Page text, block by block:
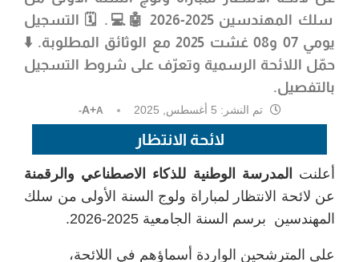
سلك المهندسين 2025-2026
🤖💻. 🗓️ التسجيل
يومي07 و08 غشت 2025
مع الوثائق المطلوبة. ⬇️
حمّل اللائحة الرسمية وتعرّف على شروط التسجيل
بالتفصيل.
تم النشر: A+A-
لائحة الانتظار
أعلنت المدرسة الوطنية للذكاء الاصطناعي والرقمنة
عن لائحة الانتظار لمباراة ولوج السنة الأولى من سلك
المهندسين برسم السنة الجامعية 2025-2026.
على المترشحين الواردة أسماؤهم في اللائحة،